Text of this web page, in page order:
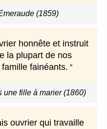
(1859)
honnête et instruit
la plupart de nos
fainéants.
une fille à marier (1860)
ouvrier qui travaille